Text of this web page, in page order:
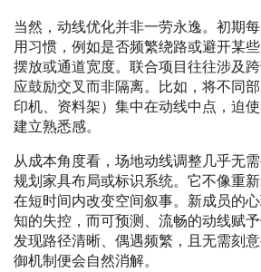
当然，动线优化并非一劳永逸。初期
用习惯，例如是否频繁绕路或避开某
摆放或通道宽度。联合项目往往涉及
应鼓励交叉而非隔离。比如，将不同
印机、资料架）集中在动线中点，迫
建立熟悉感。
从成本角度看，场地动线调整几乎无
规划家具布局或标识系统。它不像重
在短时间内改变空间叙事。新成员的
知的失控，而可预测、流畅的动线赋
发现路径清晰、偶遇频繁，且无需刻
御机制便会自然消解。